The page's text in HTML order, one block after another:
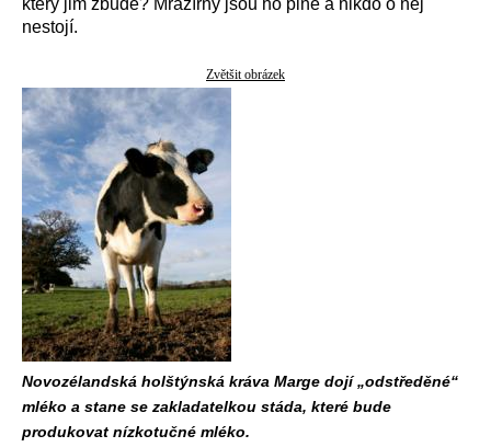
který jim zbude? Mrazírny jsou ho plné a nikdo o něj
nestojí.
Zvětšit obrázek
Novozélandská holštýnská kráva Marge dojí „odstředěné“
mléko a stane se zakladatelkou stáda, které bude
produkovat nízkotučné mléko.